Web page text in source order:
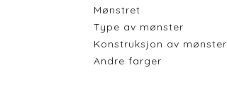
Mønstret
Type av mønster
Konstruksjon av mønster
Andre farger